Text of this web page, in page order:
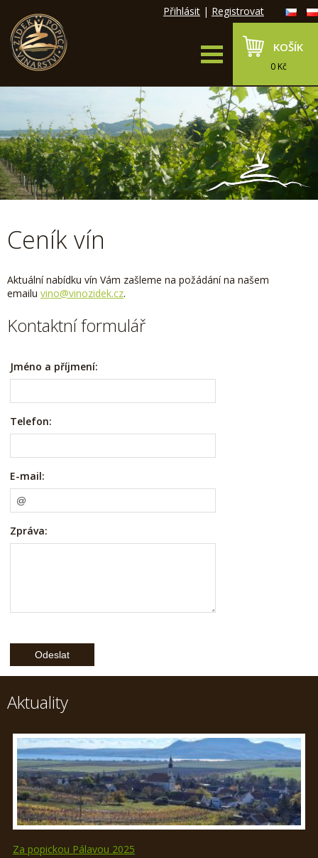
Přihlásit | Registrovat
KOŠÍK
0 Kč
Ceník vín
Aktuální nabídku vín Vám zašleme na požádání na našem
emailu vino@vinozidek.cz.
Kontaktní formulář
Jméno a příjmení:
Telefon:
E-mail:
Zpráva:
Aktuality
Za popickou Pálavou 2025